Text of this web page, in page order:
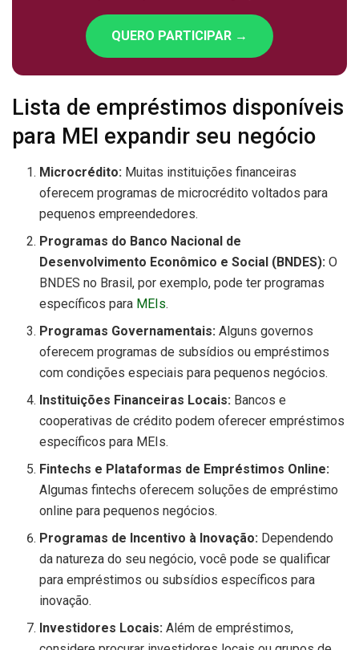
QUERO PARTICIPAR →
Lista de empréstimos disponíveis
para MEI expandir seu negócio
Microcrédito: Muitas instituições financeiras
oferecem programas de microcrédito voltados para
pequenos empreendedores.
Programas do Banco Nacional de
Desenvolvimento Econômico e Social (BNDES): O
BNDES no Brasil, por exemplo, pode ter programas
específicos para MEIs.
Programas Governamentais: Alguns governos
oferecem programas de subsídios ou empréstimos
com condições especiais para pequenos negócios.
Instituições Financeiras Locais: Bancos e
cooperativas de crédito podem oferecer empréstimos
específicos para MEIs.
Fintechs e Plataformas de Empréstimos Online:
Algumas fintechs oferecem soluções de empréstimo
online para pequenos negócios.
Programas de Incentivo à Inovação: Dependendo
da natureza do seu negócio, você pode se qualificar
para empréstimos ou subsídios específicos para
inovação.
Investidores Locais: Além de empréstimos,